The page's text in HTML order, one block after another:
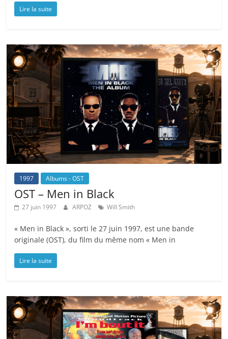
Lire la suite
1997 Albums - OST
OST – Men in Black
27 juin 1997 ARPOZ Will Smith
« Men in Black », sorti le 27 juin 1997, est une bande
originale (OST), du film du même nom « Men in
Lire la suite